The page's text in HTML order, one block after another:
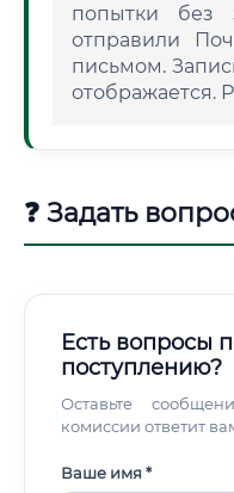
попытки без
отправили
письмом.
отображается.
❓ Задать
Есть вопросы
поступлению?
Оставьте
комиссии ответит
Ваше имя *